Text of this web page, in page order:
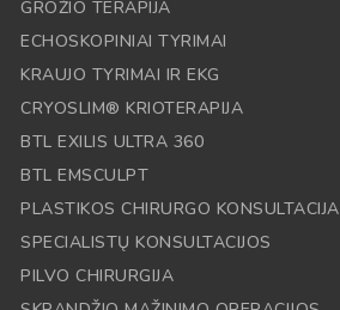
GROŽIO TERAPIJA
ECHOSKOPINIAI TYRIMAI
KRAUJO TYRIMAI IR EKG
CRYOSLIM® KRIOTERAPIJA
BTL EXILIS ULTRA 360
BTL EMSCULPT
PLASTIKOS CHIRURGO KONSULTACIJA
SPECIALISTŲ KONSULTACIJOS
PILVO CHIRURGIJA